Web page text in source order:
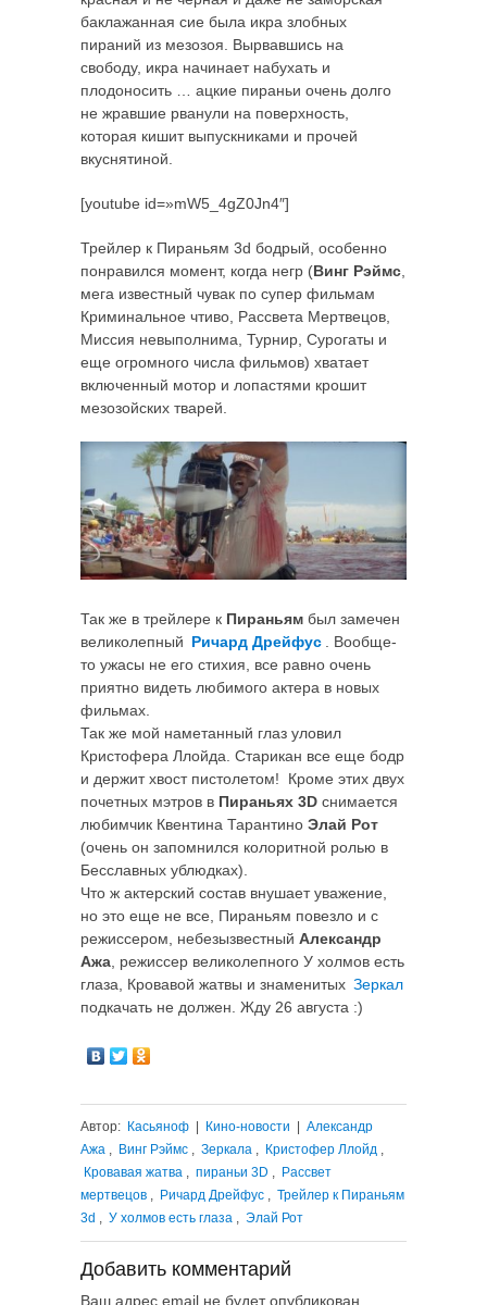
баклажанная сие была икра злобных
пираний из мезозоя. Вырвавшись на
свободу, икра начинает набухать и
плодоносить … ацкие пираньи очень долго
не жравшие рванули на поверхность,
которая кишит выпускниками и прочей
вкуснятиной.
[youtube id=»mW5_4gZ0Jn4″]
Трейлер к Пираньям 3d бодрый, особенно
понравился момент, когда негр (Винг Рэймс
мега известный чувак по супер фильмам
Криминальное чтиво, Рассвета Мертвецов,
Миссия невыполнима, Турнир, Сурогаты и
еще огромного числа фильмов) хватает
включенный мотор и лопастями крошит
мезозойских тварей.
Так же в трейлере к Пираньям был замечен
великолепный Ричард Дрейфус
. Вообще-
то ужасы не его стихия, все равно очень
приятно видеть любимого актера в новых
фильмах.
Так же мой наметанный глаз уловил
Кристофера Ллойда. Старикан все еще бодр
и держит хвост пистолетом! Кроме этих двух
почетных мэтров в Пираньях 3D снимается
любимчик Квентина Тарантино Элай Рот
(очень он запомнился колоритной ролью в
Бесславных ублюдках).
Что ж актерский состав внушает уважение,
но это еще не все, Пираньям повезло и с
режиссером, небезызвестный Александр
Ажа , режиссер великолепного У холмов есть
глаза, Кровавой жатвы и знаменитых Зеркал
подкачать не должен. Жду 26 августа :)
Автор: Касьяноф | Кино-новости | Александр
Ажа
Винг Рэймс Зеркала Кристофер Ллойд
Кровавая жатва
пираньи 3D
Рассвет
мертвецов
Ричард Дрейфус
Трейлер к Пираньям
3d
У холмов есть глаза Элай Рот
Добавить комментарий
Ваш адрес email не будет опубликован.